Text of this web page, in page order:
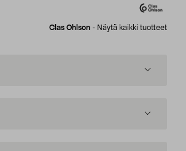
Clas Ohlson - Näytä kaikki tuotteet